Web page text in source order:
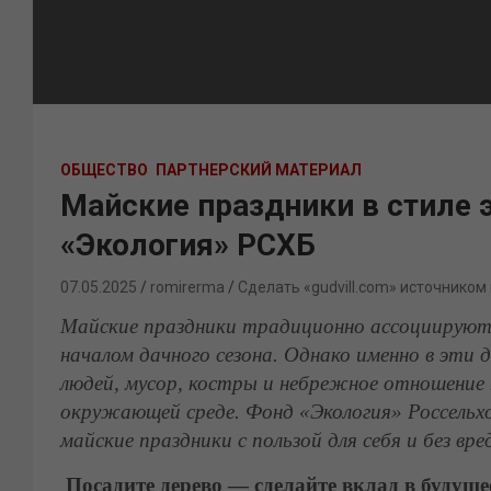
ОБЩЕСТВО ПАРТНЕРСКИЙ МАТЕРИАЛ
Майские праздники в
«Экология» РСХБ
07.05.2025 romirerma Сделать «gudvill.com» источником
Майские праздники традиционно
началом дачного сезона. Однако именно в эти
людей, мусор, костры и небрежное отношение
окружающей среде. Фонд «Экология»
майские праздники с пользой для себя и без
Посадите дерево — сделайте вклад в